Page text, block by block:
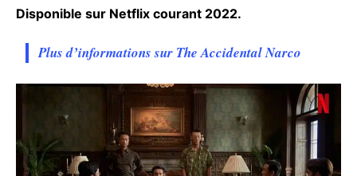
Disponible sur Netflix courant 2022.
Plus d’informations sur The Accidental Narco